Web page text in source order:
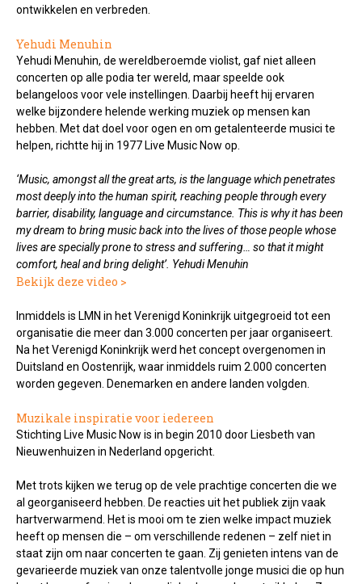
ontwikkelen en verbreden.
Yehudi Menuhin
Yehudi Menuhin, de wereldberoemde violist, gaf niet alleen
concerten op alle podia ter wereld, maar speelde ook
belangeloos voor vele instellingen. Daarbij heeft hij ervaren
welke bijzondere helende werking muziek op mensen kan
hebben. Met dat doel voor ogen en om getalenteerde musici te
helpen, richtte hij in 1977 Live Music Now op.
‘Music, amongst all the great arts, is the language which penetrates
most deeply into the human spirit, reaching people through every
barrier, disability, language and circumstance. This is why it has been
my dream to bring music back into the lives of those people whose
lives are speciallyprone to stress and suffering… so that it might
comfort, heal and bring delight’. Yehudi Menuhin
Bekijk deze video >
Inmiddels is LMN in het Verenigd Koninkrijk uitgegroeid tot een
organisatie die meer dan 3.000 concerten per jaar organiseert.
Na het Verenigd Koninkrijk werd het concept overgenomen in
Duitsland en Oostenrijk, waar inmiddels ruim 2.000 concerten
worden gegeven. Denemarken en andere landen volgden.
Muzikale inspiratie voor iedereen
Stichting Live Music Now is in begin 2010 door Liesbeth van
Nieuwenhuizen in Nederland opgericht.
Met trots kijken we terug op de vele prachtige concerten die we
al georganiseerd hebben. De reacties uit het publiek zijn vaak
hartverwarmend. Het is mooi om te zien welke impact muziek
heeft op mensen die – om verschillende redenen – zelf niet in
staat zijn om naar concerten te gaan. Zij genieten intens van de
gevarieerde muziek van onze talentvolle jonge musici die op hun